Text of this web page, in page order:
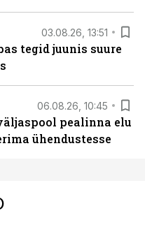
03.08.26, 13:51
tegid juunis suure
06.08.26, 10:45
pealinna elu
ühendustesse